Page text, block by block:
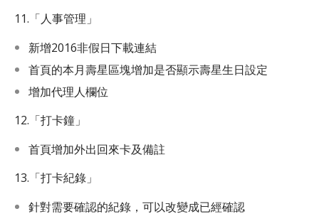
11.「人事管理」
新增2016非假日下載連結
首頁的本月壽星區塊增加是否顯示壽星生日設定
增加代理人欄位
12.「打卡鐘」
首頁增加外出回來卡及備註
13.「打卡紀錄」
針對需要確認的紀錄，可以改變成已經確認